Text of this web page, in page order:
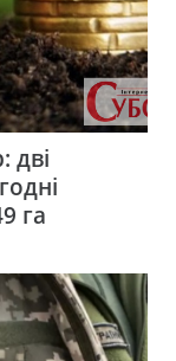
дві
га